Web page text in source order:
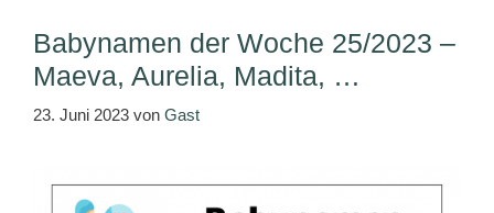
Babynamen der Woche 25/2023 –
Maeva, Aurelia, Madita, …
23. Juni 2023 von Gast